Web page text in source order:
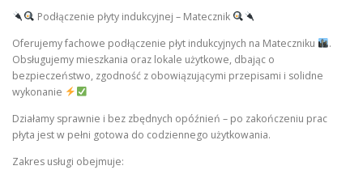
Podłączenie płyty indukcyjnej – Matecznik
Oferujemy fachowe podłączenie płyt indukcyjnych na Mateczniku
.
Obsługujemy mieszkania oraz lokale użytkowe, dbając o
bezpieczeństwo, zgodność z obowiązującymi przepisami i solidne
wykonanie
Działamy sprawnie i bez zbędnych opóźnień – po zakończeniu prac
płyta jest w pełni gotowa do codziennego użytkowania.
Zakres usługi obejmuje: